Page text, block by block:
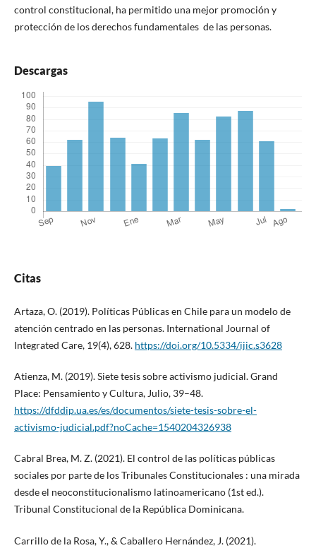
control constitucional, ha permitido una mejor promoción y
protección de los derechos fundamentales de las personas.
Descargas
Citas
Artaza, O. (2019). Políticas Públicas en Chile para un modelo de
atención centrado en las personas. International Journal of
Integrated Care, 19(4), 628. https://doi.org/10.5334/ijic.s3628
Atienza, M. (2019). Siete tesis sobre activismo judicial. Grand
Place: Pensamiento y Cultura, Julio, 39–48.
https://dfddip.ua.es/es/documentos/siete-tesis-sobre-el-
activismo-judicial.pdf?noCache=1540204326938
Cabral Brea, M. Z. (2021). El control de las políticas públicas
sociales por parte de los Tribunales Constitucionales : una mirada
desde el neoconstitucionalismo latinoamericano (1st ed.).
Tribunal Constitucional de la República Dominicana.
Carrillo de la Rosa, Y., & Caballero Hernández, J. (2021).